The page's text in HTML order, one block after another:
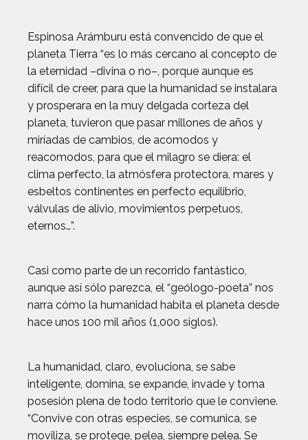
Espinosa Arámburu está convencido de que el
planeta Tierra “es lo más cercano al concepto de
la eternidad –divina o no–, porque aunque es
difícil de creer, para que la humanidad se instalara
y prosperara en la muy delgada corteza del
planeta, tuvieron que pasar millones de años y
miríadas de cambios, de acomodos y
reacomodos, para que el milagro se diera: el
clima perfecto, la atmósfera protectora, mares y
esbeltos continentes en perfecto equilibrio,
válvulas de alivio, movimientos perpetuos,
eternos…”.
Casi como parte de un recorrido fantástico,
aunque así sólo parezca, el “geólogo-poeta” nos
narra cómo la humanidad habita el planeta desde
hace unos 100 mil años (1,000 siglos).
La humanidad, claro, evoluciona, se sabe
inteligente, domina, se expande, invade y toma
posesión plena de todo territorio que le conviene.
“Convive con otras especies, se comunica, se
moviliza, se protege, pelea, siempre pelea. Se